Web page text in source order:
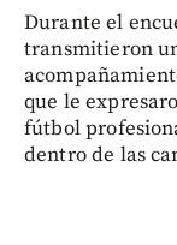
Durante el
transmitieron
que le
fútbol
dentro de las